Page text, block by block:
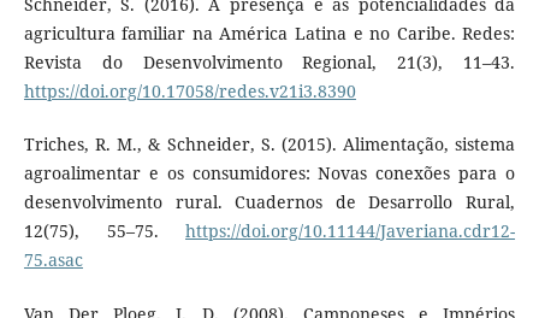
Schneider, S. (2016). A presença e as potencialidades da
agricultura familiar na América Latina e no Caribe. Redes:
Revista do Desenvolvimento Regional, 21(3), 11–43.
https://doi.org/10.17058/redes.v21i3.8390
Triches, R. M., & Schneider, S. (2015). Alimentação, sistema
agroalimentar e os consumidores: Novas conexões para o
desenvolvimento rural. Cuadernos de Desarrollo Rural,
12(75), 55–75.https://doi.org/10.11144/Javeriana.cdr12-
75.asac
Van Der Ploeg, J. D. (2008). Camponeses e Impérios